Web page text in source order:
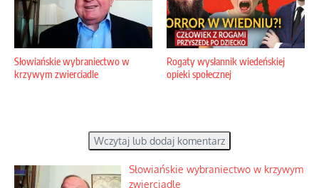
Słowiańskie wybraniectwo w
krzywym zwierciadle
Rogaty wysłannik wiedeńskiej
opieki społecznej
Wczytaj lub dodaj komentarz
Słowiańskie wybraniectwo w krzywym
zwierciadle